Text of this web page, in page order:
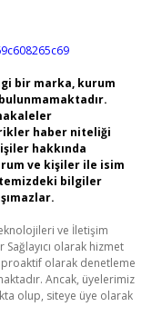
bir marka, kurum
haber niteliği
hakkında
ve kişiler ile isim
bilgiler
ve İletişim
Sağlayıcı olarak hizmet
olarak denetleme
Ancak, üyelerimiz
olup, siteye üye olarak